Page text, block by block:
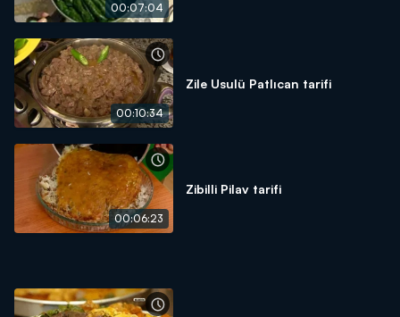
00:07:04
00:10:34
Zile Usulü Patlıcan tarifi
00:06:23
Zibilli Pilav tarifi